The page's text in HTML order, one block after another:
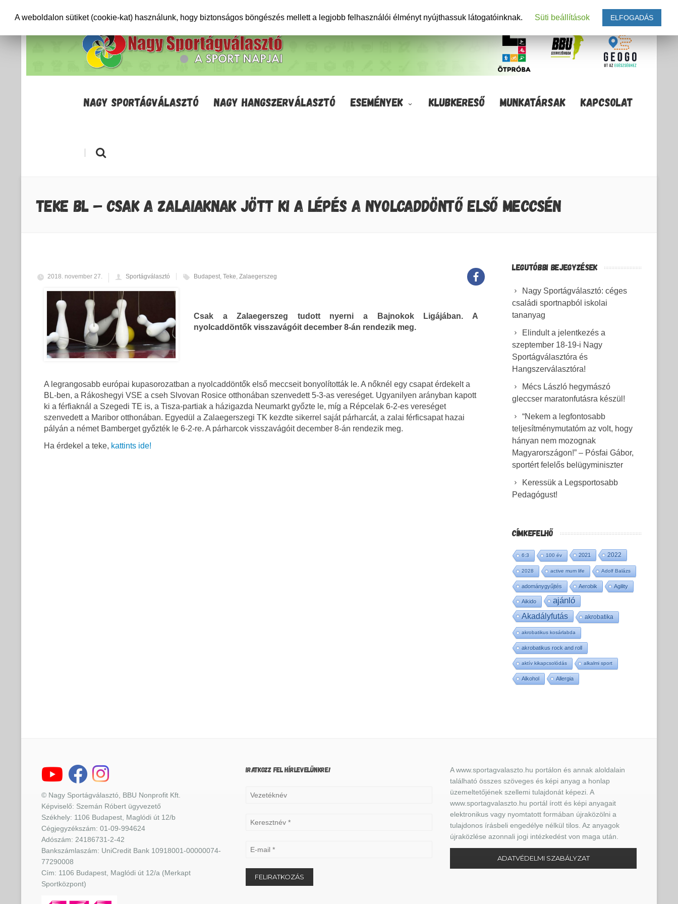
NAGY SPORTÁGVÁLASZTÓ NAGY HANGSZERVÁLASZTÓ ESEMÉNYEK KLUBKERESŐ MUNKATÁRSAK KAPCSOLAT
|
TEKE BL – CSAK A ZALAIAKNAK JÖTT KI A LÉPÉS A NYOLCADDÖNTŐ ELSŐ MECCSÉN
2018. november 27. Sportágválasztó Budapest, Teke, Zalaegerszeg
Csak a Zalaegerszeg tudott nyerni a Bajnokok Ligájában. A
nyolcaddöntők visszavágóit december 8-án rendezik meg.
A legrangosabb európai kupasorozatban a nyolcaddöntők első meccseit bonyolították le. A nőknél egy csapat érdekelt a
BL-ben, a Rákoshegyi VSE a cseh Slvovan Rosice otthonában szenvedett 5-3-as vereséget. Ugyanilyen arányban kapott
ki a férfiaknál a Szegedi TE is, a Tisza-partiak a házigazda Neumarkt győzte le, míg a Répcelak 6-2-es vereséget
szenvedett a Maribor otthonában. Egyedül a Zalaegerszegi TK kezdte sikerrel saját párharcát, a zalai férficsapat hazai
pályán a német Bamberget győzték le 6-2-re. A párharcok visszavágóit december 8-án rendezik meg.
Ha érdekel a teke, kattints ide!
LEGUTÓBBI BEJEGYZÉSEK
Nagy Sportágválasztó: céges
családi sportnapból iskolai
tananyag
Elindult a jelentkezés a
szeptember 18-19-i Nagy
Sportágválasztóra és
Hangszerválasztóra!
Mécs László hegymászó
gleccser maratonfutásra készül!
“Nekem a legfontosabb
teljesítménymutatóm az volt, hogy
hányan nem mozognak
Magyarországon!” – Pósfai Gábor,
sportért felelős belügyminiszter
Keressük a Legsportosabb
Pedagógust!
CÍMKEFELHŐ
6:3 100 év 2021 2022
2028 active mum life Adolf Balázs
adománygyűjtés Aerobik Agility
Aikido ajánló
Akadályfutás akrobatika
akrobatikus kosárlabda
akrobatikus rock and roll
aktív kikapcsolódás alkalmi sport
Alkohol Allergia
© Nagy Sportágválasztó, BBU Nonprofit Kft.
Képviselő: Szemán Róbert ügyvezető
Székhely: 1106 Budapest, Maglódi út 12/b
Cégjegyzékszám: 01-09-994624
Adószám: 24186731-2-42
Bankszámlaszám: UniCredit Bank 10918001-00000074-
77290008
Cím: 1106 Budapest, Maglódi út 12/a (Merkapt
Sportközpont)
IRATKOZZ FEL HÍRLEVELÜNKRE!
A www.sportagvalaszto.hu portálon és annak aloldalain
található összes szöveges és képi anyag a honlap
üzemeltetőjének szellemi tulajdonát képezi. A
www.sportagvalaszto.hu portál írott és képi anyagait
elektronikus vagy nyomtatott formában újraközölni a
tulajdonos írásbeli engedélye nélkül tilos. Az anyagok
újraközlése azonnali jogi intézkedést von maga után.
ADATVÉDELMI SZABÁLYZAT
A weboldalon sütiket (cookie-kat) használunk, hogy biztonságos böngészés mellett a legjobb felhasználói élményt nyújthassuk látogatóinknak. Süti beállítások ELFOGADÁS